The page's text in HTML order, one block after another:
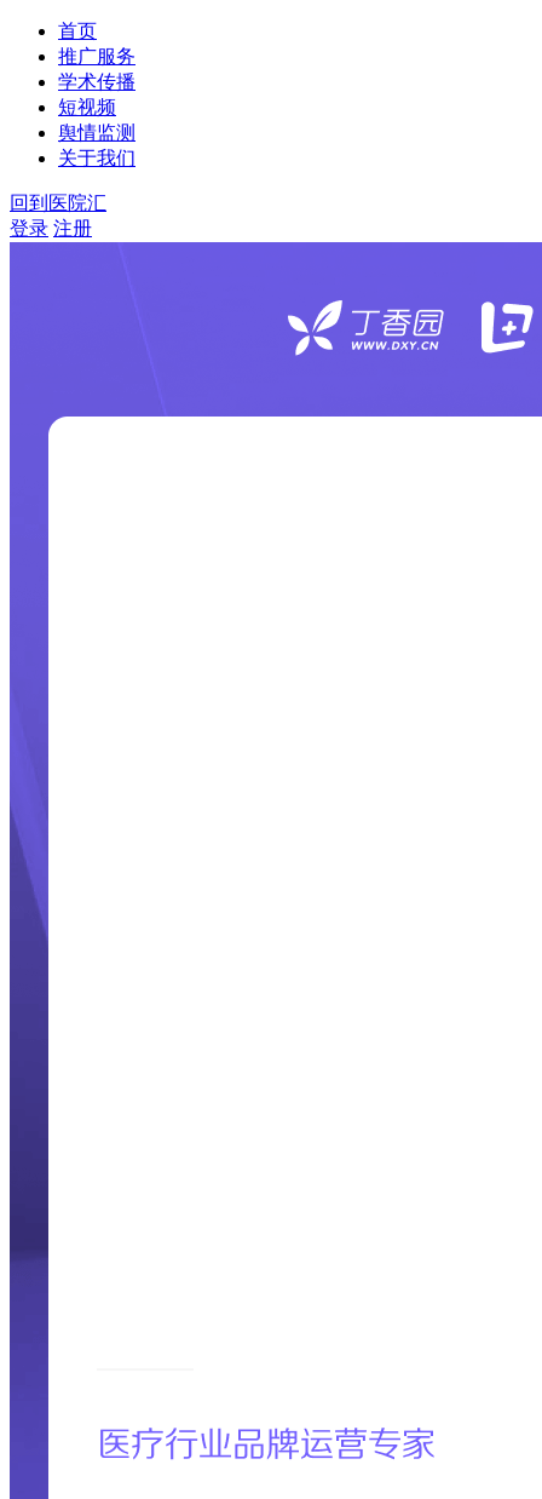
首页
推广服务
学术传播
短视频
舆情监测
关于我们
回到医院汇
登录 注册